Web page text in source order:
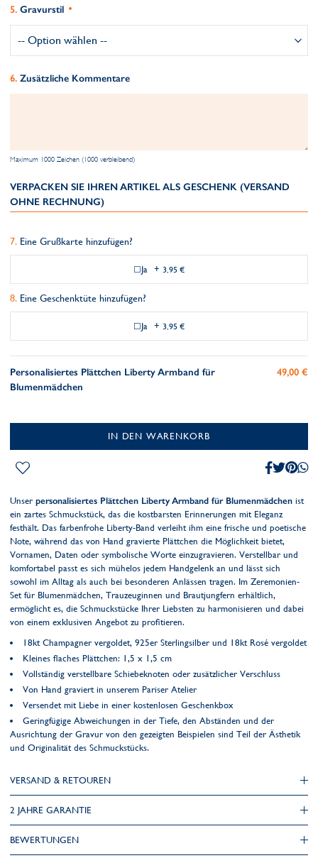
Gravurstil
Zusätzliche Kommentare
Maximum 1000 Zeichen (1000 verbleibend)
VERPACKEN SIE IHREN ARTIKEL ALS GESCHENK (VERSAND
OHNE RECHNUNG)
Eine Grußkarte hinzufügen?
Ja + 3,95 €
Eine Geschenktüte hinzufügen?
Ja + 3,95 €
Personalisiertes Plättchen Liberty Armband für
Blumenmädchen
49,00 €
IN DEN WARENKORB
Unser personalisiertes Plättchen Liberty Armband für Blumenmädchen ist
ein zartes Schmuckstück, das die kostbarsten Erinnerungen mit Eleganz
festhält. Das farbenfrohe Liberty-Band verleiht ihm eine frische und poetische
Note, während das von Hand gravierte Plättchen die Möglichkeit bietet,
Vornamen, Daten oder symbolische Worte einzugravieren. Verstellbar und
komfortabel passt es sich mühelos jedem Handgelenk an und lässt sich
sowohl im Alltag als auch bei besonderen Anlässen tragen. Im Zeremonien-
Set für Blumenmädchen, Trauzeuginnen und Brautjungfern erhältlich,
ermöglicht es, die Schmuckstücke Ihrer Liebsten zu harmonisieren und dabei
von einem exklusiven Angebot zu profitieren.
18kt Champagner vergoldet, 925er Sterlingsilber und 18kt Rosé vergoldet
Kleines flaches Plättchen: 1,5 x 1,5 cm
Vollständig verstellbare Schiebeknoten oder zusätzlicher Verschluss
Von Hand graviert in unserem Pariser Atelier
Versendet mit Liebe in einer kostenlosen Geschenkbox
Geringfügige Abweichungen in der Tiefe, den Abständen und der
Ausrichtung der Gravur von den gezeigten Beispielen sind Teil der Ästhetik
und Originalität des Schmuckstücks.
VERSAND & RETOUREN
2 JAHRE GARANTIE
BEWERTUNGEN